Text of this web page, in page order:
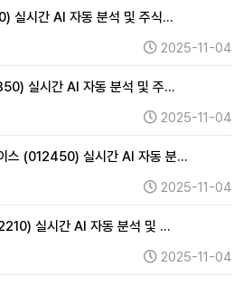
로봇 (0)
우주항공 (28)
방위산업 (0)
화학 (146)
철강 (52)
광고 (0)
항공 (0) 카지노 (0)
면세점 (0)
유통 (32)
실시간 AI 자동 분석 및 주식…
2025-11-04
실시간 AI 자동 분석 및 주…
2025-11-04
스 (012450) 실시간 AI 자동 분…
2025-11-04
실시간 AI 자동 분석 및 …
2025-11-04